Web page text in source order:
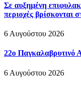
Σε αυξημένη
περιοχές βρίσκονται
6 Αυγούστου 2026
22ο Παγκαλαβρυτινό
6 Αυγούστου 2026